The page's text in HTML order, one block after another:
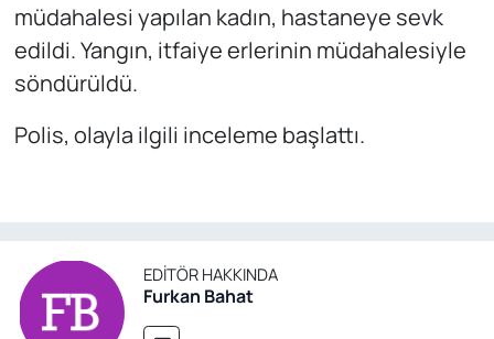
müdahalesi yapılan kadın, hastaneye sevk
edildi. Yangın, itfaiye erlerinin müdahalesiyle
söndürüldü.
Polis, olayla ilgili inceleme başlattı.
EDITÖR HAKKINDA
Furkan Bahat